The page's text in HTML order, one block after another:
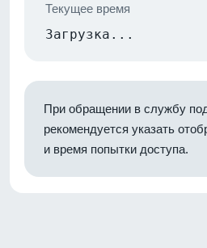
Текущее время
Загрузка...
При обращении в службу
рекомендуется указать
и время попытки доступа.